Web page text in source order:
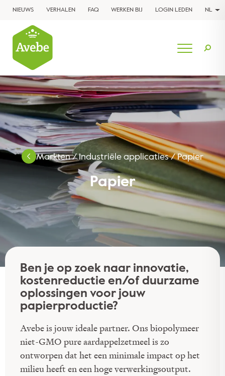
NIEUWS VERHALEN FAQ WERKEN BIJ LOGIN LEDEN NL
Markten/Industriële applicaties/Papier
Papier
Ben je op zoek naar innovatie,
kostenreductie en/of duurzame
oplossingen voor jouw
papierproductie?
Avebe is jouw ideale partner. Ons biopolymeer
niet-GMO pure aardappelzetmeel is zo
ontworpen dat het een minimale impact op het
milieu heeft en een hoge verwerkingsoutput.